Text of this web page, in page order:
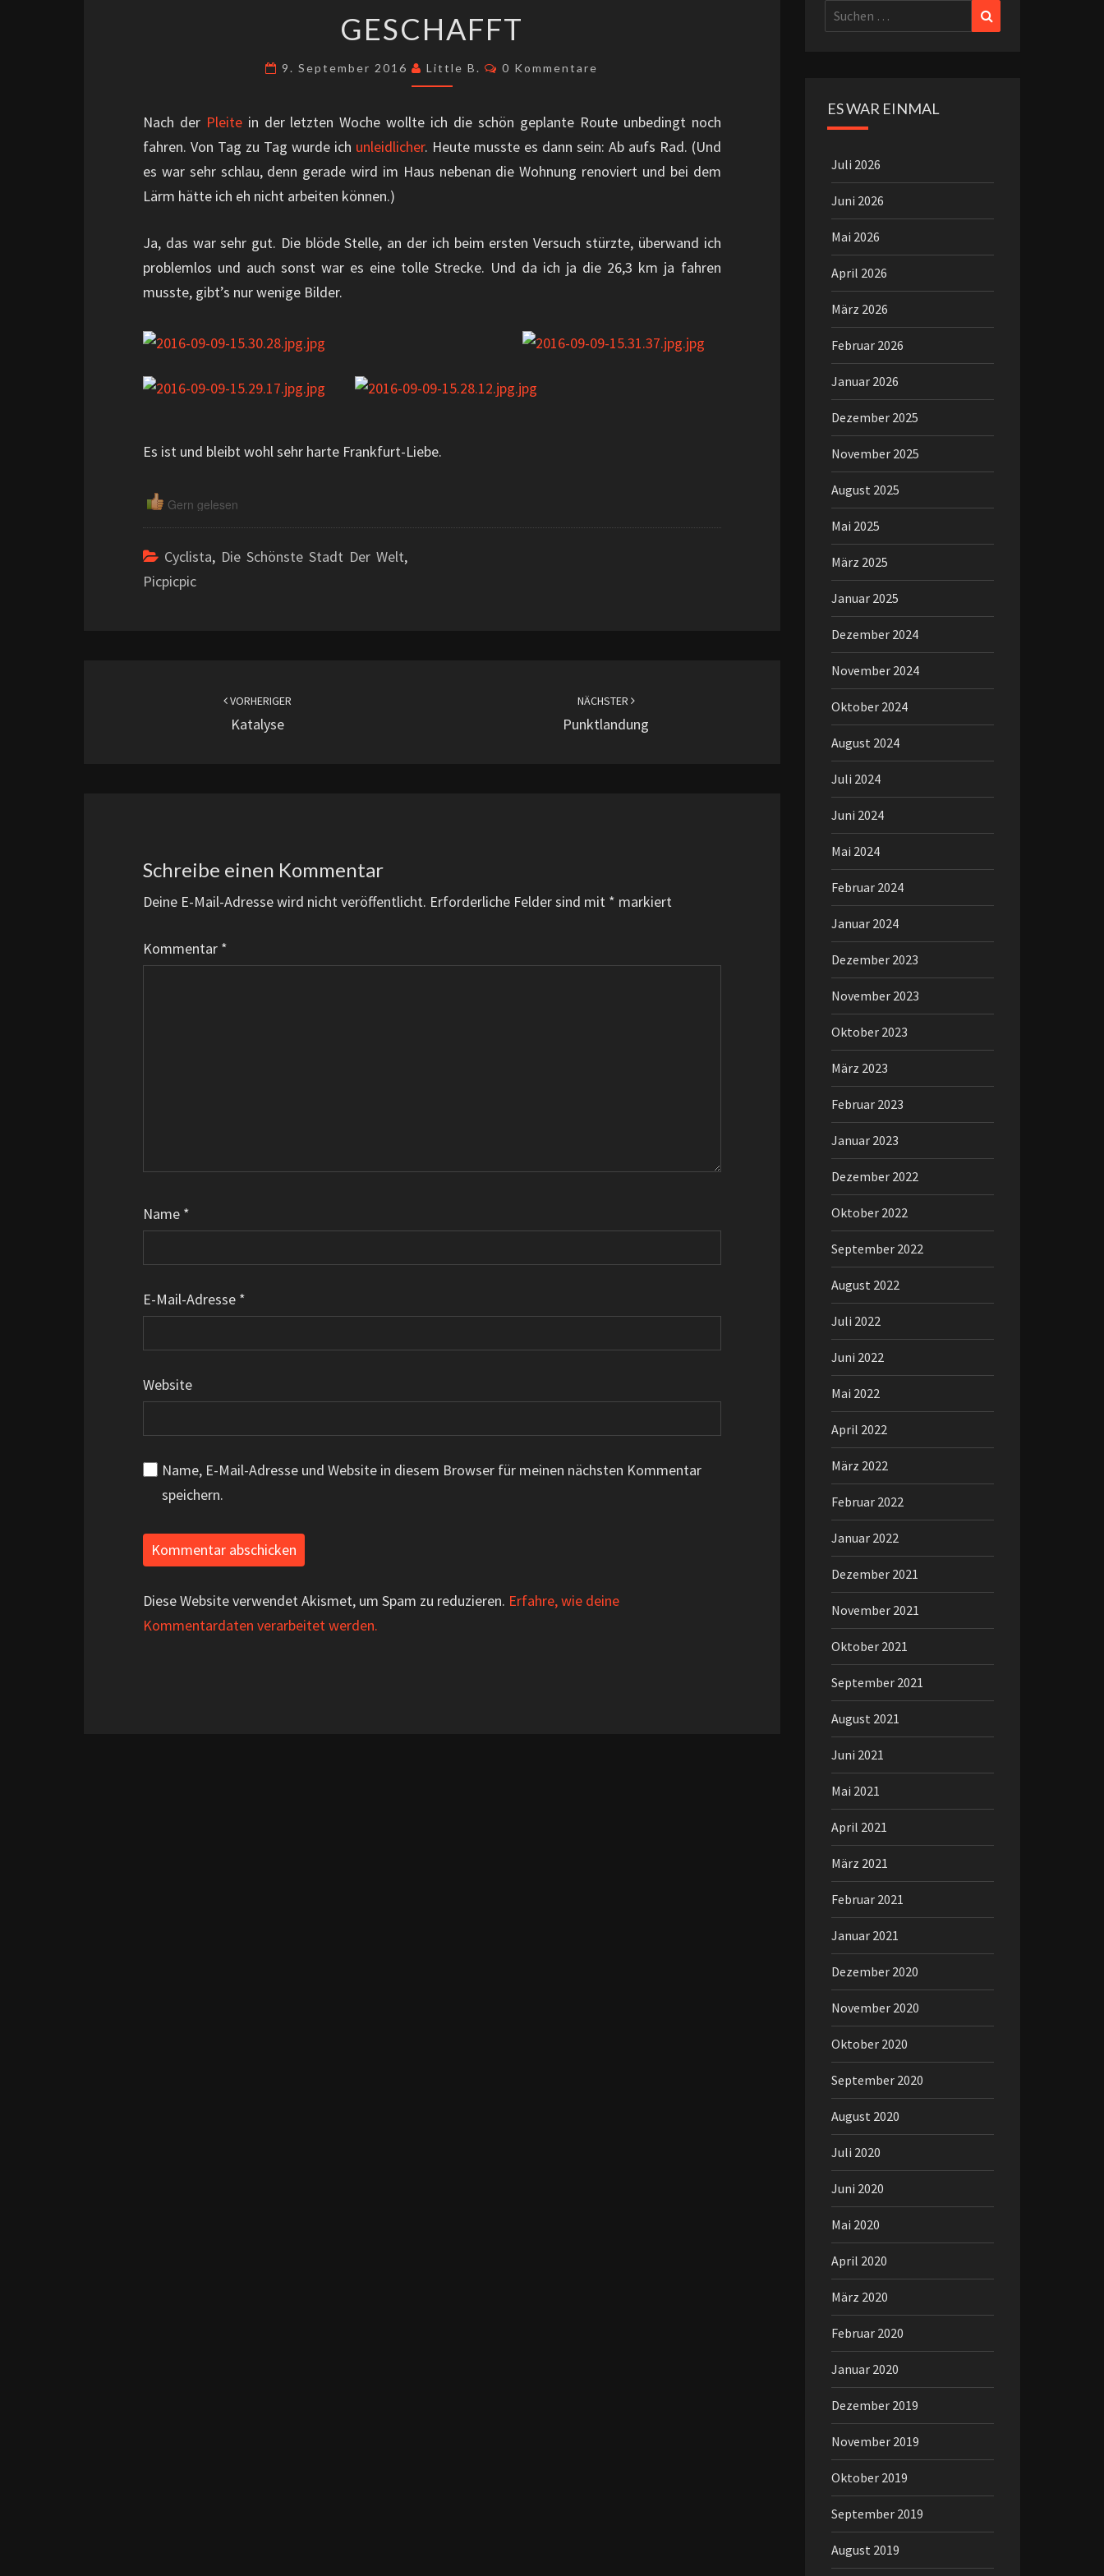
GESCHAFFT
9. September 2016 Little B. Kommentare
0 Kommentare
Nach der Pleitein der letzten Woche wollte ich die schön geplante Route unbedingt noch
fahren. Von Tag zu Tag wurde ich unleidlicher. Heute musste es dann sein: Ab aufs Rad. (Und
es war sehr schlau, denn gerade wird im Haus nebenan die Wohnung renoviert und bei dem
Lärm hätte ich eh nicht arbeiten können.)
Ja, das war sehr gut. Die blöde Stelle, an der ich beim ersten Versuch stürzte, überwand ich
problemlos und auch sonst war es eine tolle Strecke. Und da ich ja die 26,3 km ja fahren
musste, gibt’s nur wenige Bilder.
Es ist und bleibt wohl sehr harte Frankfurt-Liebe.
Gern gelesen
Cyclista, Die Schönste Stadt Der Welt,
Picpicpic
VORHERIGER
Katalyse
NÄCHSTER
Punktlandung
Schreibe einen Kommentar
Deine E-Mail-Adresse wird nicht veröffentlicht. Erforderliche Felder sind mit * markiert
Kommentar *
Name *
E-Mail-Adresse *
Website
Name, E-Mail-Adresse und Website in diesem Browser für meinen nächsten Kommentar
speichern.
Diese Website verwendet Akismet, um Spam zu reduzieren. Erfahre, wie deine
Kommentardaten verarbeitet werden.
Suchen
nach:
ES WAR EINMAL
Juli 2026
Juni 2026
Mai 2026
April 2026
März 2026
Februar 2026
Januar 2026
Dezember 2025
November 2025
August 2025
Mai 2025
März 2025
Januar 2025
Dezember 2024
November 2024
Oktober 2024
August 2024
Juli 2024
Juni 2024
Mai 2024
Februar 2024
Januar 2024
Dezember 2023
November 2023
Oktober 2023
März 2023
Februar 2023
Januar 2023
Dezember 2022
Oktober 2022
September 2022
August 2022
Juli 2022
Juni 2022
Mai 2022
April 2022
März 2022
Februar 2022
Januar 2022
Dezember 2021
November 2021
Oktober 2021
September 2021
August 2021
Juni 2021
Mai 2021
April 2021
März 2021
Februar 2021
Januar 2021
Dezember 2020
November 2020
Oktober 2020
September 2020
August 2020
Juli 2020
Juni 2020
Mai 2020
April 2020
März 2020
Februar 2020
Januar 2020
Dezember 2019
November 2019
Oktober 2019
September 2019
August 2019